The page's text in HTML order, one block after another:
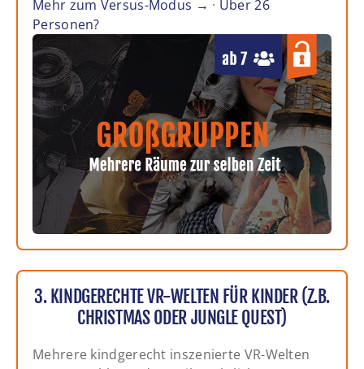
Mehr zum Versus-Modus → · Über 26
Personen?
3. KINDGERECHTE VR-WELTEN FÜR KINDER (Z.B.
CHRISTMAS ODER JUNGLE QUEST)
Mehrere kindgerecht inszenierte VR-Welten